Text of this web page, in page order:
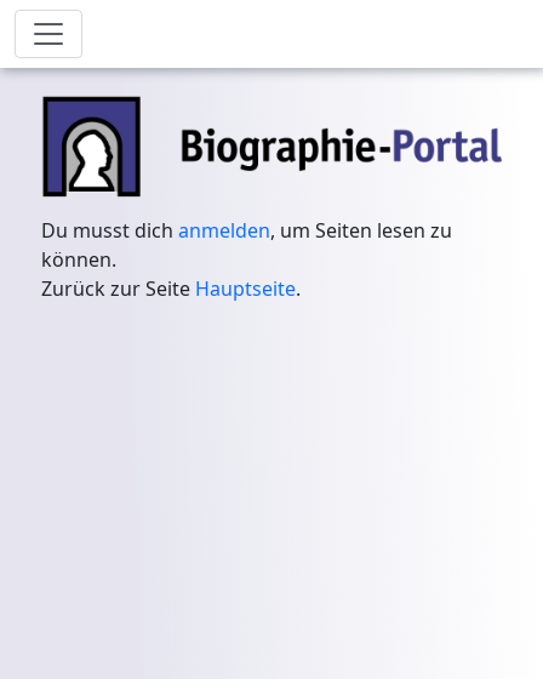
Du musst dichanmelden, um Seiten lesen zu
können.
Zurück zur Seite Hauptseite.